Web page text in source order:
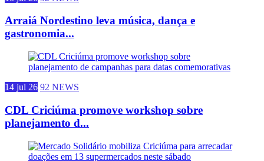
Arraiá Nordestino leva música, dança e
gastronomia...
14 jul 26 92 NEWS
CDL Criciúma promove workshop sobre
planejamento d...